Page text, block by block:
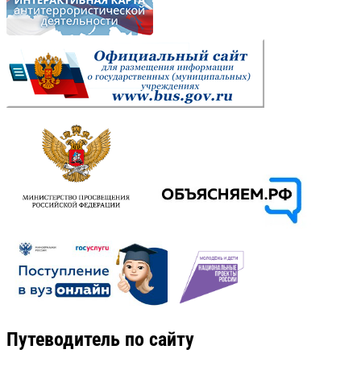
Путеводитель по сайту